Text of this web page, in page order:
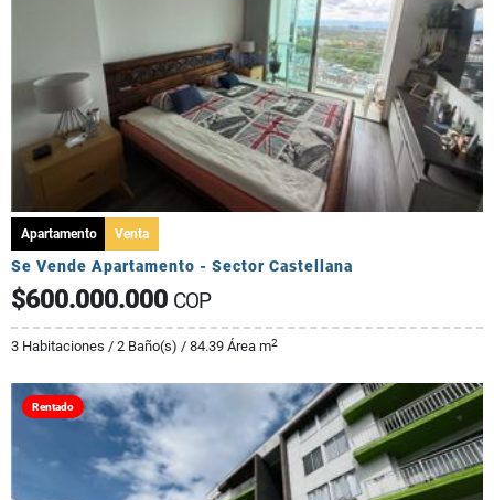
Apartamento Venta
Se Vende Apartamento - Sector Castellana
$600.000.000 COP
3 Habitaciones / 2 Baño(s) / 84.39 Área m2
Rentado